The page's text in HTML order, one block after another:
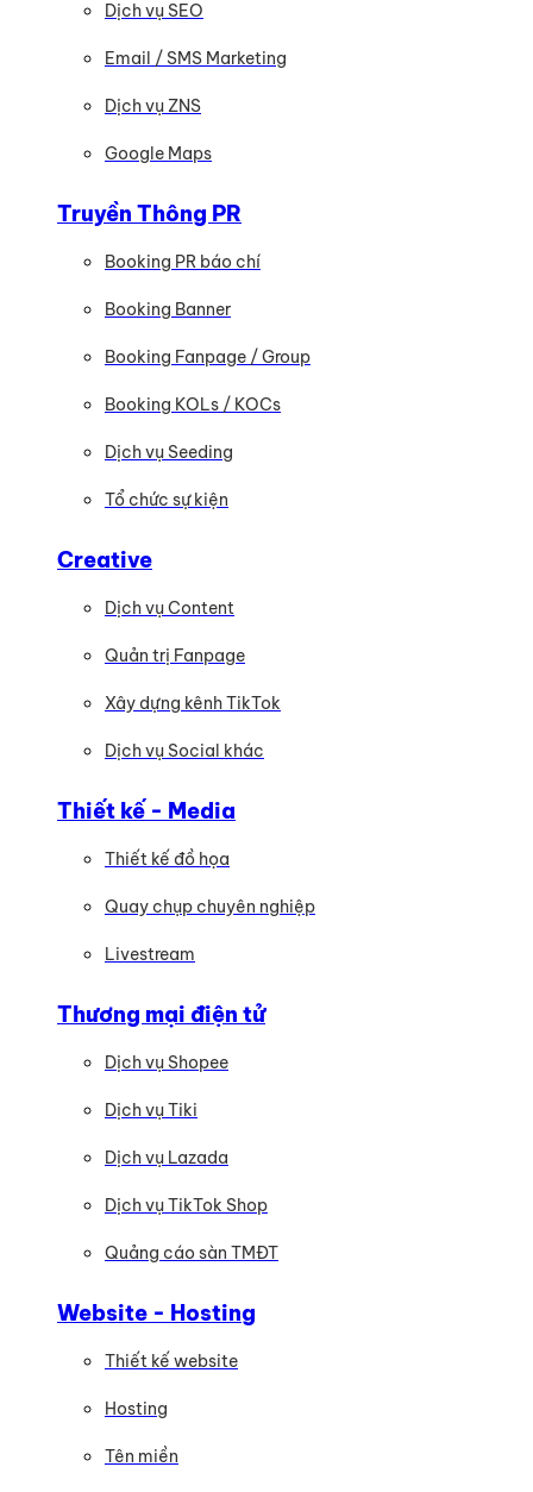
Dịch vụ SEO
Email / SMS Marketing
Dịch vụ ZNS
Google Maps
Truyền Thông PR
Booking PR báo chí
Booking Banner
Booking Fanpage / Group
Booking KOLs / KOCs
Dịch vụ Seeding
Tổ chức sự kiện
Creative
Dịch vụ Content
Quản trị Fanpage
Xây dựng kênh TikTok
Dịch vụ Social khác
Thiết kế - Media
Thiết kế đồ họa
Quay chụp chuyên nghiệp
Livestream
Thương mại điện tử
Dịch vụ Shopee
Dịch vụ Tiki
Dịch vụ Lazada
Dịch vụ TikTok Shop
Quảng cáo sàn TMĐT
Website - Hosting
Thiết kế website
Hosting
Tên miền